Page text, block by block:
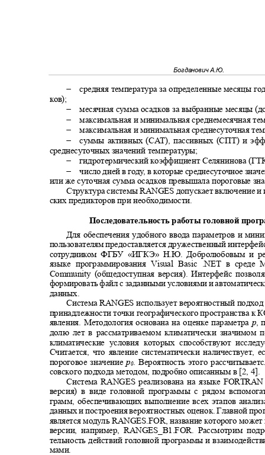
Богданович А.Ю.
−
ков);
средняя температура за определенные месяцы
−
−
−
−
месячная сумма осадков за выбранные месяцы
максимальная и минимальная среднемесячная
максимальная и минимальная среднесуточная
суммы активных (САТ), пассивных (СПТ) и
среднесуточных значений температуры;
−
−
гидротермический коэффициент Селянинова
число дней в году, в которые среднесуточное
или же суточная сумма осадков превышала пороговые
Структура системыRANGES допускает включение
ских предикторов при необходимости.
Последовательность работы головной
Для обеспечения удобного ввода параметров и
пользователям предоставляется дружественный
сотрудником ФГБУ «ИГКЭ» Н.Ю. Добролюбовым и
языке программированияVisual Basic .NET в среде
Community (общедоступная версия). Интерфейс
формировать файл с заданными условиями и
данных.
СистемаRANGESиспользует вероятностный
принадлежности точки географического пространства к
явления. Методология основана на оценке параметра p ,
долю лет в рассматриваемом климатически
климатические условия которых способствуют
Считается, что явление систематически наличествует,
пороговое значениеp0. Вероятность этого
совского подхода методом, подробно описанным в [2, 4].
СистемаRANGESреализована на языке
версия) в виде головной программы с рядом
грамм, обеспечивающих выполнение всех этапов
данных и построения вероятностных оценок. Главной
является модульRANGES.FOR, название которого
версии, например, RANGES_B1.FOR. Рассмотрим
тельность действий головной программы и
мами.